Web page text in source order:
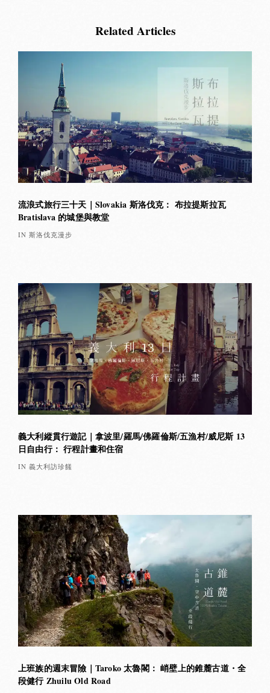
Related Articles
流浪式旅行三十天｜Slovakia 斯洛伐克： 布拉提斯拉瓦
Bratislava 的城堡與教堂
IN 斯洛伐克漫步
義大利縱貫行遊記｜拿波里/羅馬/佛羅倫斯/五漁村/威尼斯 13
日自由行： 行程計畫和住宿
IN 義大利訪珍饈
上班族的週末冒險｜Taroko 太魯閣： 峭壁上的錐麓古道・全
段健行 Zhuilu Old Road